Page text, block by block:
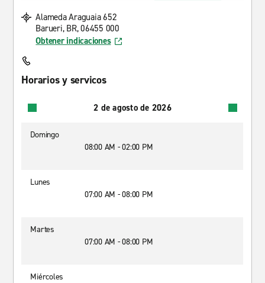
Alameda Araguaia 652
Barueri, BR, 06455 000
Obtener indicaciones
Horarios y servicos
2 de agosto de 2026
Domingo
08:00 AM - 02:00 PM
Lunes
07:00 AM - 08:00 PM
Martes
07:00 AM - 08:00 PM
Miércoles